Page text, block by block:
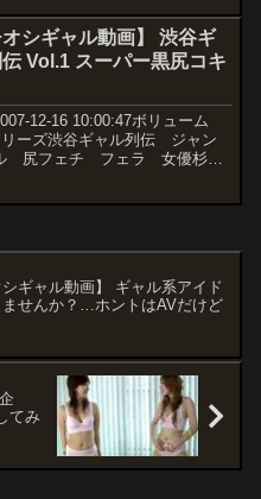
ンターテイメント 品番59he...
オシギャル動画】 渋谷ギ
Vol.1 スーパー黒尻コキ
12-16 10:00:47ボリューム
リーズ渋谷ギャル列伝 ジャン
尻フェチ フェラ 女優杉田
シギャル動画】 ギャル系アイド
ませんか？…ホントはAVだけど
てみ